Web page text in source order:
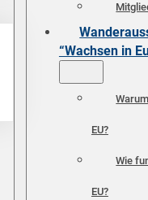
“Wachsen in
EU?
Wie
EU?